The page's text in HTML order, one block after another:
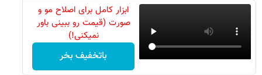
ابزار کامل برای اصلاح مو و
صورت (قیمت رو ببینی باور
نمیکنی!)
باتخفیف بخر